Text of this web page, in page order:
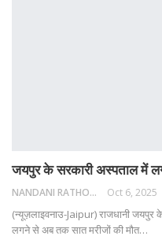
जयपुर के सरकारी अस्पताल में
NANDANI RATHORE Oct 6, 2025
(न्यूज़लाइवनाउ-Jaipur) राजधानी
लगने से अब तक सात मरीजों की मौत…